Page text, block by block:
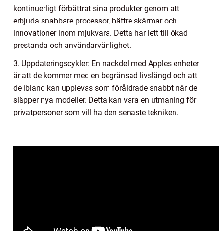
kontinuerligt förbättrat sina produkter genom att
erbjuda snabbare processor, bättre skärmar och
innovationer inom mjukvara. Detta har lett till ökad
prestanda och användarvänlighet.
3. Uppdateringscykler: En nackdel med Apples enheter
är att de kommer med en begränsad livslängd och att
de ibland kan upplevas som föråldrade snabbt när de
släpper nya modeller. Detta kan vara en utmaning för
privatpersoner som vill ha den senaste tekniken.